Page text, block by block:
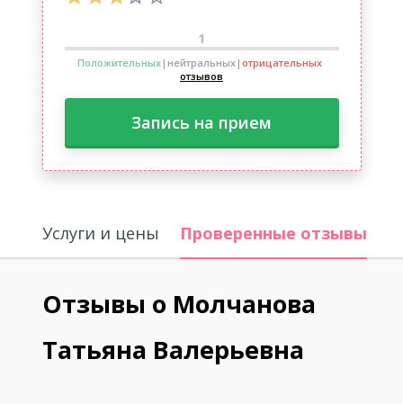
1
Положительных|нейтральных| отрицательных
отзывов
Запись на прием
Услуги и цены Проверенные отзывы
Отзывы о Молчанова
Татьяна Валерьевна